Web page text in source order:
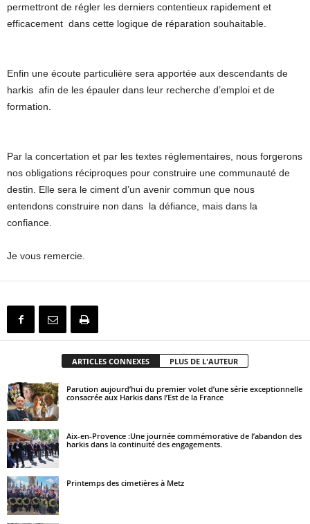
permettront de régler les derniers contentieux rapidement et
efficacement dans cette logique de réparation souhaitable.
Enfin une écoute particulière sera apportée aux descendants de
harkis afin de les épauler dans leur recherche d’emploi et de
formation.
Par la concertation et par les textes réglementaires, nous forgerons
nos obligations réciproques pour construire une communauté de
destin. Elle sera le ciment d’un avenir commun que nous
entendons construire non dans la défiance, mais dans la
confiance.
Je vous remercie.
ARTICLES CONNEXES PLUS DE L'AUTEUR
Parution aujourd’hui du premier volet d’une série exceptionnelle
consacrée aux Harkis dans l’Est de la France
Aix-en-Provence :Une journée commémorative de l’abandon des
harkis dans la continuité des engagements.
Printemps des cimetières à Metz